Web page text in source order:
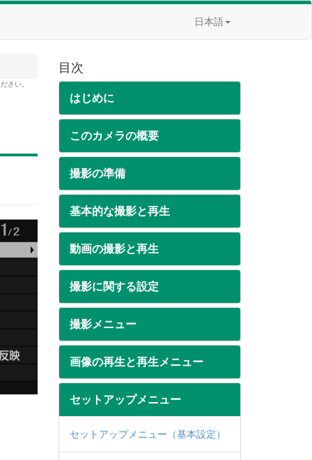
日本語
さい。
目次
はじめに
このカメラの概要
撮影の準備
基本的な撮影と再生
動画の撮影と再生
撮影に関する設定
撮影メニュー
画像の再生と再生メニュー
セットアップメニュー
セットアップメニュー（基本設定）